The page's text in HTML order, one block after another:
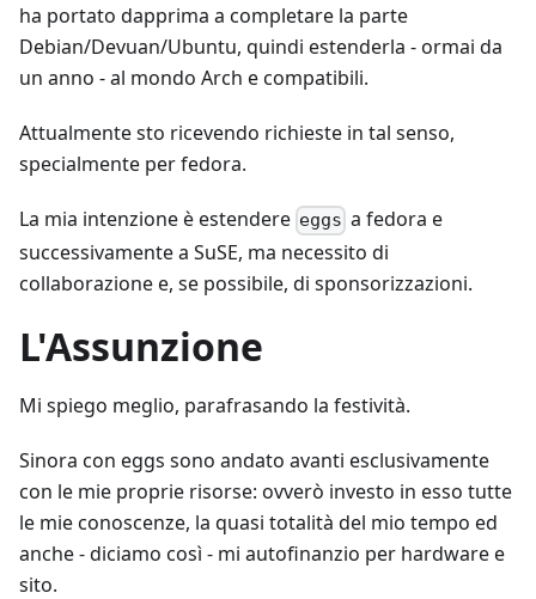
ha portato dapprima a completare la parte
Debian/Devuan/Ubuntu, quindi estenderla - ormai da
un anno - al mondo Arch e compatibili.
Attualmente sto ricevendo richieste in tal senso,
specialmente per fedora.
La mia intenzione è estendere eggs a fedora e
successivamente a SuSE, ma necessito di
collaborazione e, se possibile, di sponsorizzazioni.
L'Assunzione
Mi spiego meglio, parafrasando la festività.
Sinora con eggs sono andato avanti esclusivamente
con le mie proprie risorse: ovverò investo in esso tutte
le mie conoscenze, la quasi totalità del mio tempo ed
anche - diciamo così - mi autofinanzio per hardware e
sito.